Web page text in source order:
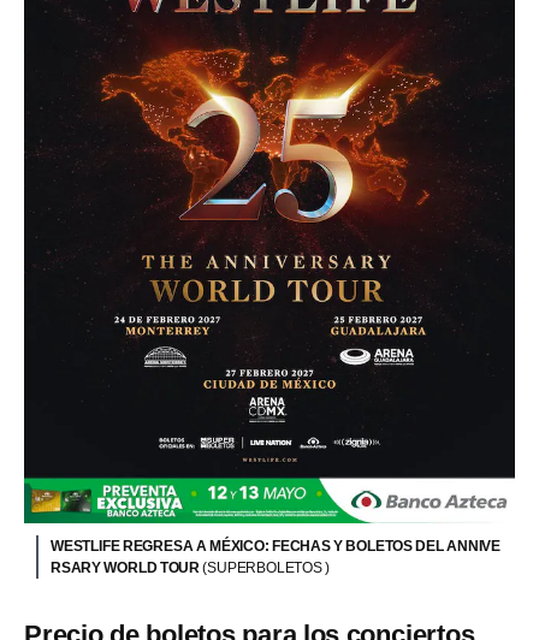
WESTLIFE REGRESA A MÉXICO: FECHAS Y BOLETOS DEL ANNIVE
RSARY WORLD TOUR(SUPERBOLETOS )